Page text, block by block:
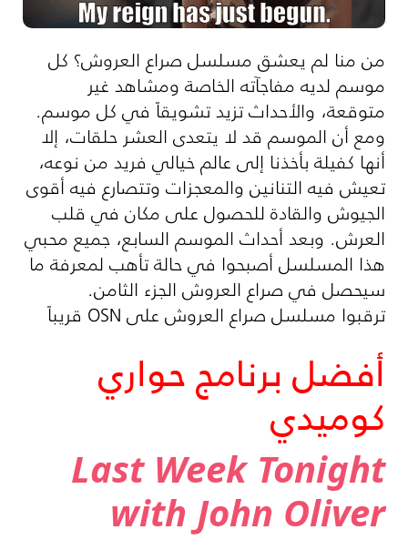
من منا لم يعشق مسلسل صراع العروش؟ كل
موسم لديه مفاجآته الخاصة ومشاهد غير
متوقعة، والأحداث تزيد تشويقاً في كل موسم.
ومع أن الموسم قد لا يتعدى العشر حلقات، إلا
أنها كفيلة بأخذنا إلى عالم خيالي فريد من نوعه،
تعيش فيه التنانين والمعجزات وتتصارع فيه أقوى
الجيوش والقادة للحصول على مكان في قلب
العرش. وبعد أحداث الموسم السابع، جميع محبي
هذا المسلسل أصبحوا في حالة تأهب لمعرفة ما
سيحصل في صراع العروش الجزء الثامن.
ترقبوا مسلسل صراع العروش على OSN قريباً
أفضل برنامج حواري
كوميدي
Last Week Tonight
with John Oliver